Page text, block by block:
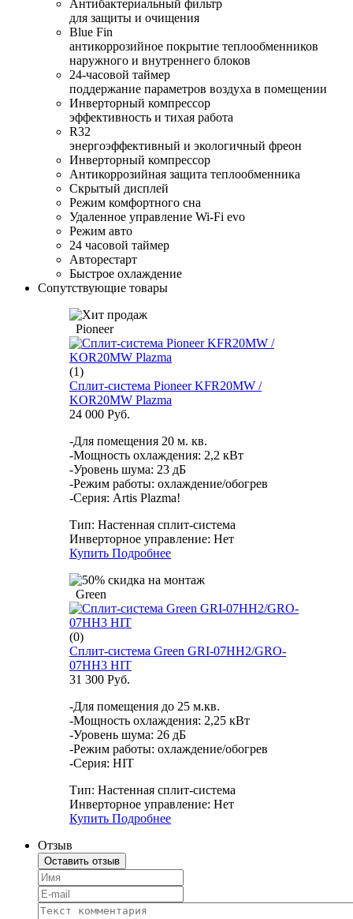
Антибактериальный фильтр
для защиты и очищения
Blue Fin
антикоррозийное покрытие теплообменников
наружного и внутреннего блоков
24-часовой таймер
поддержание параметров воздуха в помещении
Инверторный компрессор
эффективность и тихая работа
R32
энергоэффективный и экологичный фреон
Инверторный компрессор
Антикоррозийная защита теплообменника
Скрытый дисплей
Режим комфортного сна
Удаленное управление Wi-Fi evo
Режим авто
24 часовой таймер
Авторестарт
Быстрое охлаждение
Сопутствующие товары
Pioneer
(1)
Сплит-система Pioneer KFR20MW /
KOR20MW Plazma
24 000 Руб.
-Для помещения 20 м. кв.
-Мощность охлаждения: 2,2 кВт
-Уровень шума: 23 дБ
-Режим работы: охлаждение/обогрев
-Серия: Artis Plazma!
Тип: Настенная сплит-система
Инверторное управление: Нет
Купить Подробнее
Green
(0)
Сплит-система Green GRI-07HH2/GRO-
07HH3 HIT
31 300 Руб.
-Для помещения до 25 м.кв.
-Мощность охлаждения: 2,25 кВт
-Уровень шума: 26 дБ
-Режим работы: охлаждение/обогрев
-Cерия: HIT
Тип: Настенная сплит-система
Инверторное управление: Нет
Купить Подробнее
Отзыв
Оставить отзыв